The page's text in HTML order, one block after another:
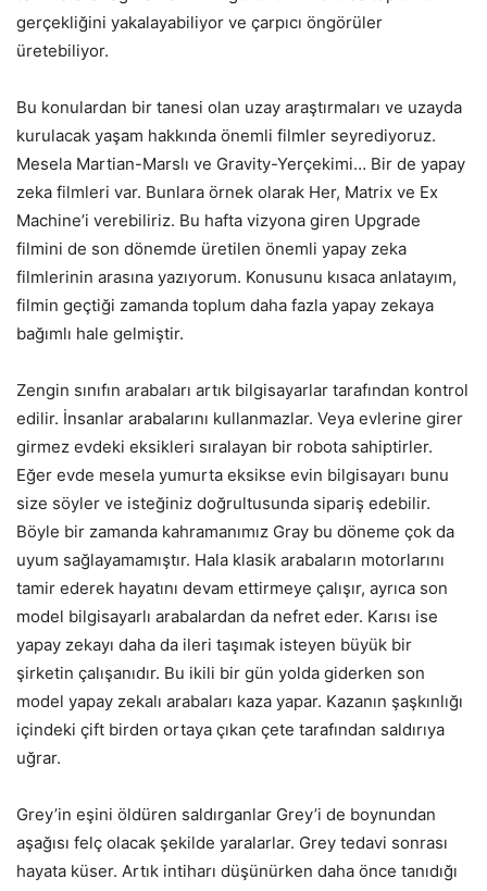
gerçekliğini yakalayabiliyor ve çarpıcı öngörüler
üretebiliyor.
Bu konulardan bir tanesi olan uzay araştırmaları ve uzayda
kurulacak yaşam hakkında önemli filmler seyrediyoruz.
Mesela Martian-Marslı ve Gravity-Yerçekimi… Bir de yapay
zeka filmleri var. Bunlara örnek olarak Her, Matrix ve Ex
Machine’i verebiliriz. Bu hafta vizyona giren Upgrade
filmini de son dönemde üretilen önemli yapay zeka
filmlerinin arasına yazıyorum. Konusunu kısaca anlatayım,
filmin geçtiği zamanda toplum daha fazla yapay zekaya
bağımlı hale gelmiştir.
Zengin sınıfın arabaları artık bilgisayarlar tarafından kontrol
edilir. İnsanlar arabalarını kullanmazlar. Veya evlerine girer
girmez evdeki eksikleri sıralayan bir robota sahiptirler.
Eğer evde mesela yumurta eksikse evin bilgisayarı bunu
size söyler ve isteğiniz doğrultusunda sipariş edebilir.
Böyle bir zamanda kahramanımız Gray bu döneme çok da
uyum sağlayamamıştır. Hala klasik arabaların motorlarını
tamir ederek hayatını devam ettirmeye çalışır, ayrıca son
model bilgisayarlı arabalardan da nefret eder. Karısı ise
yapay zekayı daha da ileri taşımak isteyen büyük bir
şirketin çalışanıdır. Bu ikili bir gün yolda giderken son
model yapay zekalı arabaları kaza yapar. Kazanın şaşkınlığı
içindeki çift birden ortaya çıkan çete tarafından saldırıya
uğrar.
Grey’in eşini öldüren saldırganlar Grey’i de boynundan
aşağısı felç olacak şekilde yaralarlar. Grey tedavi sonrası
hayata küser. Artık intiharı düşünürken daha önce tanıdığı